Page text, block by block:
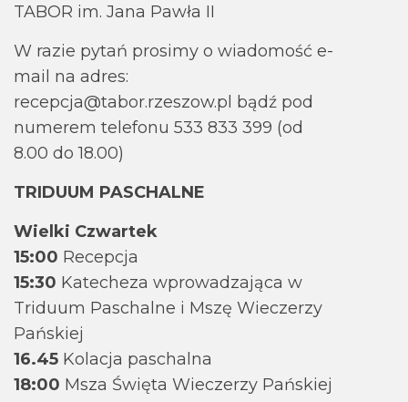
TABOR im. Jana Pawła II
W razie pytań prosimy o wiadomość e-
mail na adres:
recepcja@tabor.rzeszow.pl bądź pod
numerem telefonu 533 833 399 (od
8.00 do 18.00)
TRIDUUM PASCHALNE
Wielki Czwartek
15:00 Recepcja
15:30 Katecheza wprowadzająca w
Triduum Paschalne i Mszę Wieczerzy
Pańskiej
16.45 Kolacja paschalna
18:00 Msza Święta Wieczerzy Pańskiej